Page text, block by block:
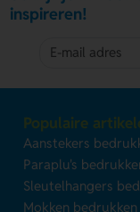
inspireren!
Populaire
Aanstekers
Paraplu's
Sleutelhangers
Mokken bedrukken